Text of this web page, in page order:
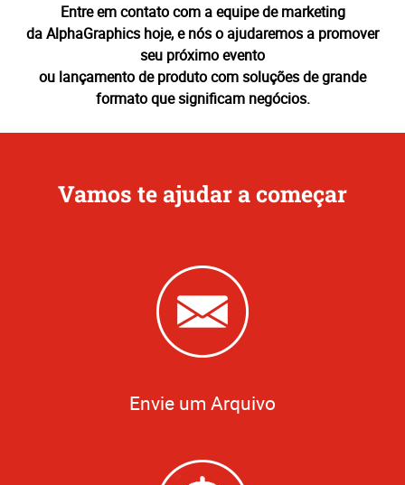
Entre em contato com a equipe de marketing
da AlphaGraphics hoje, e nós o ajudaremos a promover
seu próximo evento
ou lançamento de produto com soluções de grande
formato que significam negócios.
Vamos te ajudar a começar
Envie um Arquivo